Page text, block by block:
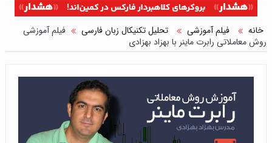
خانه فیلم آموزشی تحلیل تکنیکال زبان فارسی
فیلم آموزشی
روش معاملاتی رابرت ماینر با بهزاد بهزادی